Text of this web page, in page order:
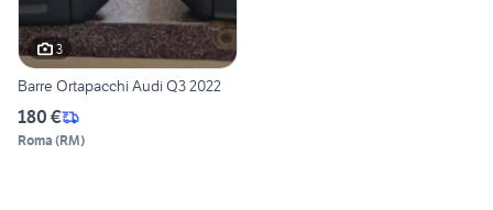
3
Barre Ortapacchi Audi Q3 2022
180 €
Roma (RM)